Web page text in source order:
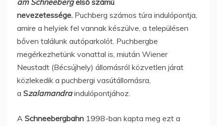
am Schneebergelső számú
nevezetessége. Puchberg számos túra indulópontja,
amire a helyiek fel vannak készülve, a településen
bőven találunk autóparkolót. Puchbergbe
megérkezhetünk vonattal is, miután Wiener
Neustadt (Bécsújhely) állomásról közvetlen járat
közlekedik a puchbergi vasútállomásra,
a Szalamandraindulópontjához.
A Schneebergbahn 1998-ban kapta meg ezt a